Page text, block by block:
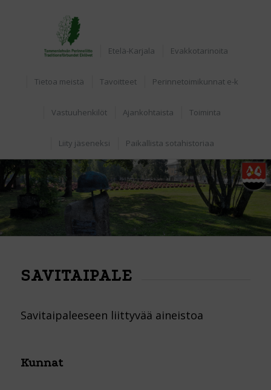
Etelä-Karjala Evakkotarinoita
Tietoa meistä Tavoitteet Perinnetoimikunnat e-k
Vastuuhenkilöt Ajankohtaista Toiminta
Liity jäseneksi Paikallista sotahistoriaa
SAVITAIPALE
Savitaipaleeseen liittyvää aineistoa
Kunnat